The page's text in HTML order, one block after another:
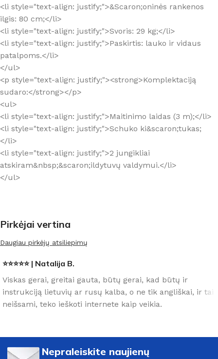
<li style="text-align: justify;">&Scaron;oninės rankenos
ilgis: 80 cm;</li>
<li style="text-align: justify;">Svoris: 29 kg;</li>
<li style="text-align: justify;">Paskirtis: lauko ir vidaus
patalpoms.</li>
</ul>
<p style="text-align: justify;"><strong>Komplektaciją
sudaro:</strong></p>
<ul>
<li style="text-align: justify;">Maitinimo laidas (3 m);</li>
<li style="text-align: justify;">Schuko ki&scaron;tukas;
</li>
<li style="text-align: justify;">2 jungikliai
atskiram&nbsp;&scaron;ildytuvų valdymui.</li>
</ul>
Pirkėjai vertina
Daugiau pirkėjų atsiliepimų
⭐⭐⭐⭐⭐ | Natalija B.
Viskas gerai, greitai gauta, būtų gerai, kad būtų ir
instrukciją lietuvių ar rusų kalba, o ne tik angliškai, ir tai
neišsami, teko ieškoti internete kaip veikia.
Nepraleiskite naujienų